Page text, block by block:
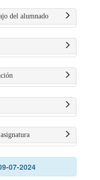
del alumnado
07-2024